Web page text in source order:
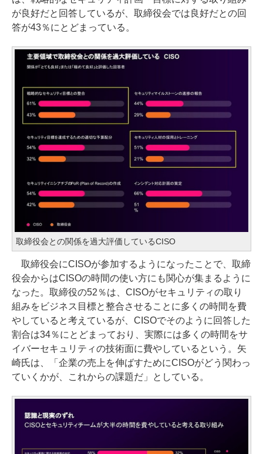
が良好だと回答しているが、取締役会では良好だとの回
答が43％にとどまっている。
取締役会との関係を過大評価しているCISO
取締役会にCISOが参加するようになったことで、取締
役会からはCISOの時間の使い方にも関心が集まるように
なった。取締役の52％は、CISOがセキュリティの取り
組みをビジネス目標と整合させることに多くの時間を費
やしていると考えているが、CISOでそのように回答した
割合は34％にとどまっており、実際には多くの時間をサ
イバーセキュリティの技術面に費やしているという。矢
崎氏は、「企業の売上を伸ばすためにCISOがどう関わっ
ていくかが、これからの課題だ」としている。